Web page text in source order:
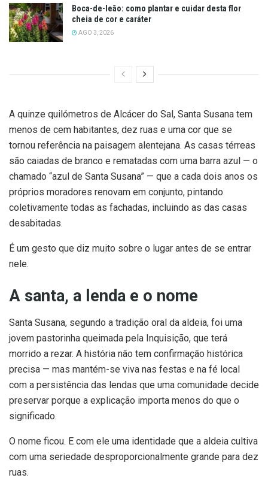
Boca-de-leão: como plantar e cuidar desta flor
cheia de cor e caráter
AGO 3, 2026
A quinze quilómetros de Alcácer do Sal, Santa Susana tem
menos de cem habitantes, dez ruas e uma cor que se
tornou referência na paisagem alentejana. As casas térreas
são caiadas de branco e rematadas com uma barra azul — o
chamado “azul de Santa Susana” — que a cada dois anos os
próprios moradores renovam em conjunto, pintando
coletivamente todas as fachadas, incluindo as das casas
desabitadas.
É um gesto que diz muito sobre o lugar antes de se entrar
nele.
A santa, a lenda e o nome
Santa Susana, segundo a tradição oral da aldeia, foi uma
jovem pastorinha queimada pela Inquisição, que terá
morrido a rezar. A história não tem confirmação histórica
precisa — mas mantém-se viva nas festas e na fé local
com a persistência das lendas que uma comunidade decide
preservar porque a explicação importa menos do que o
significado.
O nome ficou. E com ele uma identidade que a aldeia cultiva
com uma seriedade desproporcionalmente grande para dez
ruas.